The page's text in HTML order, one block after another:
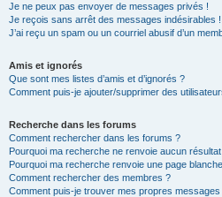
Je ne peux pas envoyer de messages privés !
Je reçois sans arrêt des messages indésirables !
J’ai reçu un spam ou un courriel abusif d’un
Amis et ignorés
Que sont mes listes d’amis et d’ignorés ?
Comment puis-je ajouter/supprimer des
Recherche dans les forums
Comment rechercher dans les forums ?
Pourquoi ma recherche ne renvoie aucun
Pourquoi ma recherche renvoie une page
Comment rechercher des membres ?
Comment puis-je trouver mes propres